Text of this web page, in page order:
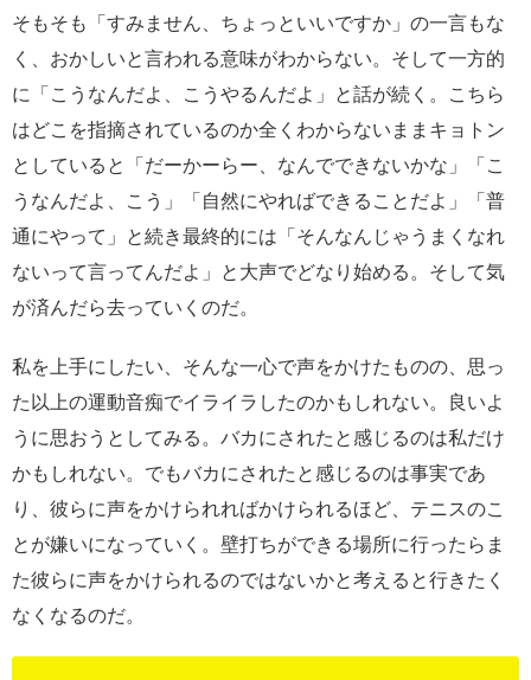
そもそも「すみません、ちょっといいですか」の一言もな
く、おかしいと言われる意味がわからない。そして一方的
に「こうなんだよ、こうやるんだよ」と話が続く。こちら
はどこを指摘されているのか全くわからないままキョトン
としていると「だーかーらー、なんでできないかな」「こ
うなんだよ、こう」「自然にやればできることだよ」「普
通にやって」と続き最終的には「そんなんじゃうまくなれ
ないって言ってんだよ」と大声でどなり始める。そして気
が済んだら去っていくのだ。
私を上手にしたい、そんな一心で声をかけたものの、思っ
た以上の運動音痴でイライラしたのかもしれない。良いよ
うに思おうとしてみる。バカにされたと感じるのは私だけ
かもしれない。でもバカにされたと感じるのは事実であ
り、彼らに声をかけられればかけられるほど、テニスのこ
とが嫌いになっていく。壁打ちができる場所に行ったらま
た彼らに声をかけられるのではないかと考えると行きたく
なくなるのだ。